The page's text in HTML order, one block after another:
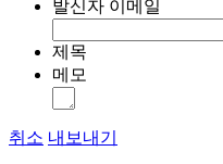
발신자 이메일
제목
메모
취소 내보내기